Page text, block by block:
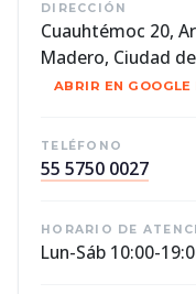
DIRECCIÓN
Cuauhtémoc 20,
Madero, Ciudad
ABRIR EN GOOGLE
TELÉFONO
55 5750 0027
HORARIO DE
Lun-Sáb 10:00-